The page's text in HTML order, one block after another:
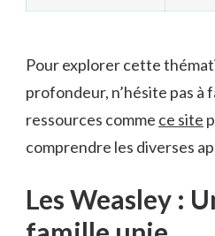
Pour explorer cette
profondeur, n’hésite pas à
ressources comme ce site
comprendre les diverses
Les Weasley :